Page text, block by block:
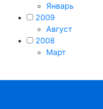
Январь
2009
Август
2008
Март